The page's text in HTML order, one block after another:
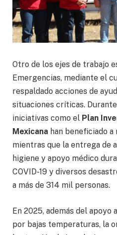
Otro de los ejes de trabajo
Emergencias, mediante el
respaldado acciones de
situaciones críticas.
iniciativas como el Plan
Mexicana han beneficiado
mientras que la entrega de
higiene y apoyo médico
COVID-19 y diversos
a más de 314 mil personas.
En 2025, además del apoyo
por bajas temperaturas, la